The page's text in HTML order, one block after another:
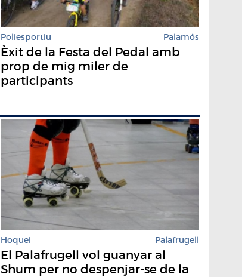
Poliesportiu Palamós
Èxit de la Festa del Pedal amb
prop de mig miler de
participants
Hoquei Palafrugell
El Palafrugell vol guanyar al
Shum per no despenjar-se de la